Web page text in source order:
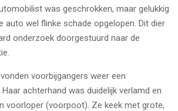
was geschrokken, maar gelukkig
auto wel flinke schade opgelopen. Dit dier
onderzoek doorgestuurd naar de
voorbijgangers weer een
achterhand was duidelijk verlamd en
voorloper (voorpoot). Ze keek met grote,